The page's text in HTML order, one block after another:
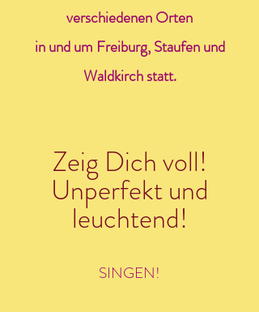
verschiedenen Orten
in und um Freiburg, Staufen und
Waldkirch statt.
Zeig Dich voll!
Unperfekt und
leuchtend!
SINGEN!